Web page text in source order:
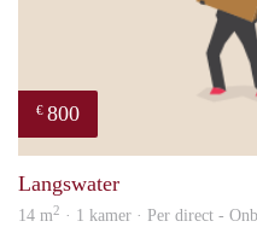
€ 800
Langswater
14 m2 · 1 kamer · Per direct -